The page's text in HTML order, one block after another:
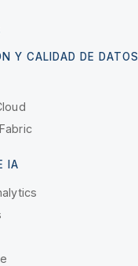
Y CALIDAD DE DATOS
IA